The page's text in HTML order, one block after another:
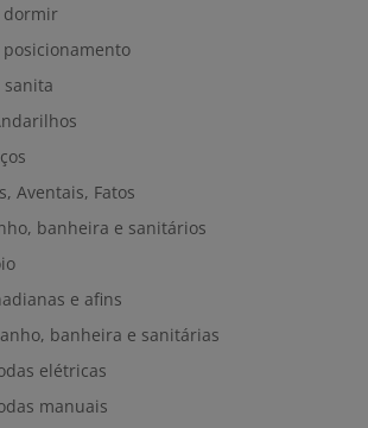
dormir
sanita
Aventais, Fatos
banheira e sanitários
e afins
banheira e sanitárias
elétricas
manuais